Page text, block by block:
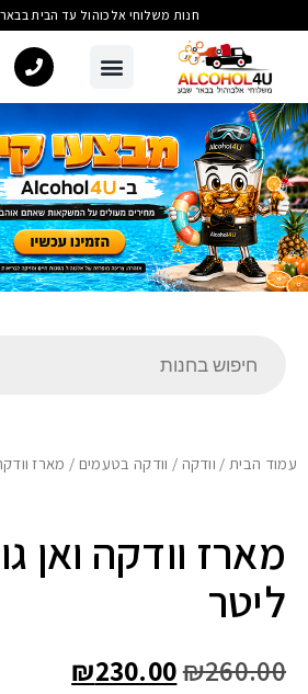
חנות משלוחי אלכוהול עד הבית
עמוד הבית/ וודקה / וודקה בטעמים / מארז
מארז וודקה ואן
ליטר
₪260.00
₪230.00